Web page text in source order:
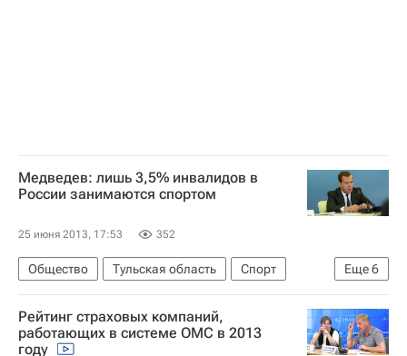
Медведев: лишь 3,5% инвалидов в
России занимаются спортом
25 июня 2013, 17:53 352
Еще6
Общество Тульская область
Спорт
Жизнь без преград
Центральный ФО
Весь мир
Европа
Дмитрий Медведев
Россия
Рейтинг страховых компаний,
работающих в системе ОМС в 2013
году